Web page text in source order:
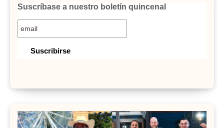
Suscríbase a nuestro boletín quincenal